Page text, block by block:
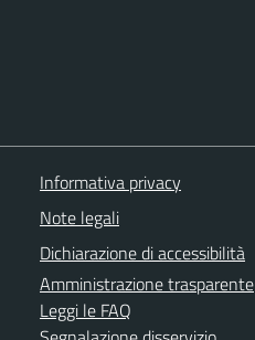
Informativa privacy
Note legali
Dichiarazione di accessibilità
Amministrazione trasparente
Leggi le FAQ